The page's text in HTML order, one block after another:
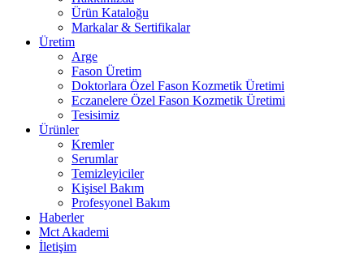
Ürün Kataloğu
Markalar & Sertifikalar
Üretim
Arge
Fason Üretim
Doktorlara Özel Fason Kozmetik Üretimi
Eczanelere Özel Fason Kozmetik Üretimi
Tesisimiz
Ürünler
Kremler
Serumlar
Temizleyiciler
Kişisel Bakım
Profesyonel Bakım
Haberler
Mct Akademi
İletişim